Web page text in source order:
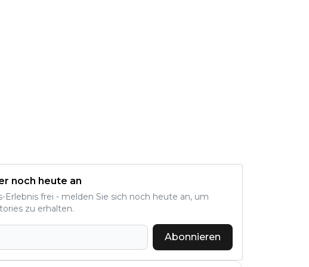
noch heute an
frei - melden Sie sich noch heute an, um
zu erhalten.
Abonnieren